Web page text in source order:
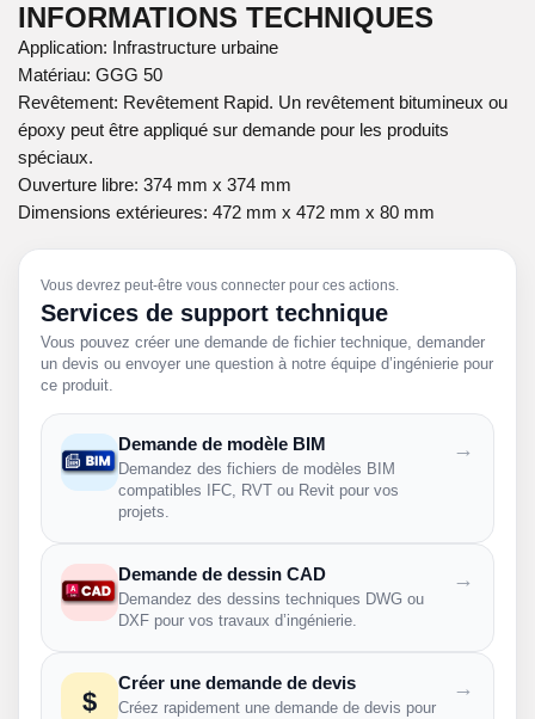
INFORMATIONS TECHNIQUES
Application: Infrastructure urbaine
Matériau: GGG 50
Revêtement: Revêtement Rapid. Un revêtement bitumineux ou
époxy peut être appliqué sur demande pour les produits
spéciaux.
Ouverture libre: 374 mm x 374 mm
Dimensions extérieures: 472 mm x 472 mm x 80 mm
Vous devrez peut-être vous connecter pour ces actions.
Services de support technique
Vous pouvez créer une demande de fichier technique, demander
un devis ou envoyer une question à notre équipe d’ingénierie pour
ce produit.
Demande de modèle BIM
Demandez des fichiers de modèles BIM
compatibles IFC, RVT ou Revit pour vos
projets.
→
Demande de dessin CAD
Demandez des dessins techniques DWG ou
DXF pour vos travaux d’ingénierie.
→
$
Créer une demande de devis
Créez rapidement une demande de devis pour
→